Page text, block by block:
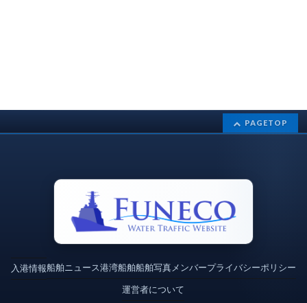
PAGETOP
入港情報船舶ニュース港湾船舶船舶写真メンバープライバシーポリシー
運営者について